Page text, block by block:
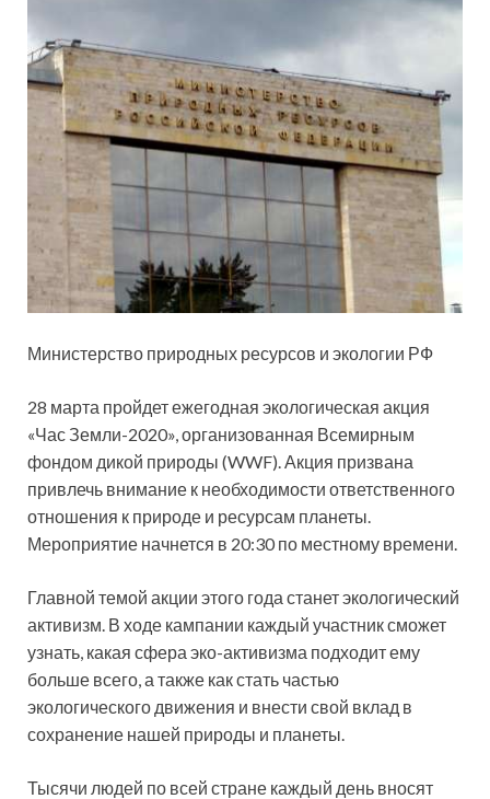
Министерство природных ресурсов и экологии РФ
28 марта пройдет ежегодная экологическая акция
«Час Земли-2020», организованная Всемирным
фондом дикой природы (WWF). Акция призвана
привлечь внимание к необходимости ответственного
отношения к природе и ресурсам планеты.
Мероприятие начнется в 20:30 по местному времени.
Главной темой акции этого года станет экологический
активизм. В ходе кампании каждый участник сможет
узнать, какая сфера эко-активизма подходит ему
больше всего, а также как стать частью
экологического движения и внести свой вклад в
сохранение нашей природы и планеты.
Тысячи людей по всей стране каждый день вносят